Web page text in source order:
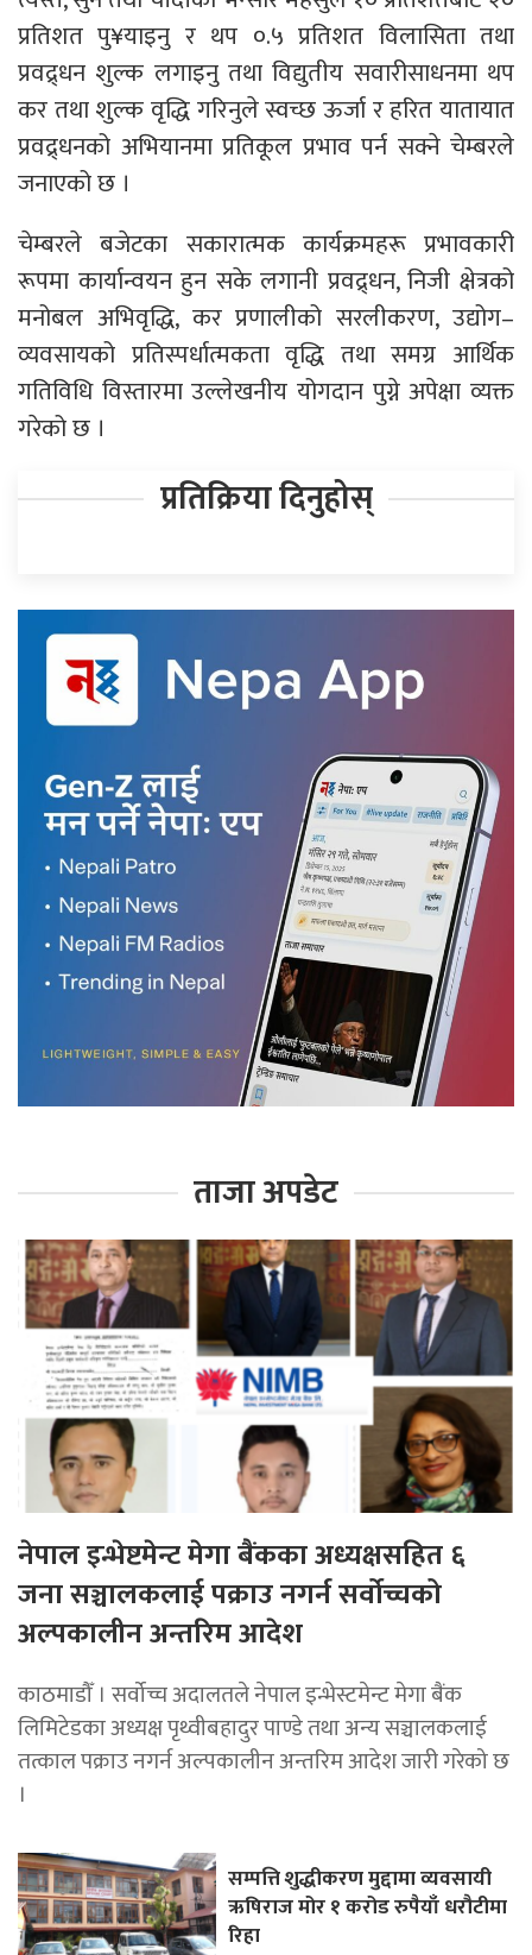
प्रतिशत पु¥याइनु र थप ०.५ प्रतिशत विलासिता तथा
प्रवद्र्धन शुल्क लगाइनु तथा विद्युतीय सवारीसाधनमा थप
कर तथा शुल्क वृद्धि गरिनुले स्वच्छ ऊर्जा र हरित यातायात
प्रवद्र्धनको अभियानमा प्रतिकूल प्रभाव पर्न सक्ने चेम्बरले
जनाएको छ ।
चेम्बरले बजेटका सकारात्मक कार्यक्रमहरू प्रभावकारी
रूपमा कार्यान्वयन हुन सके लगानी प्रवद्र्धन, निजी क्षेत्रको
मनोबल अभिवृद्धि, कर प्रणालीको सरलीकरण, उद्योग–
व्यवसायको प्रतिस्पर्धात्मकता वृद्धि तथा समग्र आर्थिक
गतिविधि विस्तारमा उल्लेखनीय योगदान पुग्ने अपेक्षा व्यक्त
गरेको छ ।
प्रतिक्रिया दिनुहोस्
ताजा अपडेट
नेपाल इन्भेष्टमेन्ट मेगा बैंकका अध्यक्षसहित ६
जना सञ्चालकलाई पक्राउ नगर्न सर्वोच्चको
अल्पकालीन अन्तरिम आदेश
काठमाडौँ । सर्वोच्च अदालतले नेपाल इन्भेस्टमेन्ट मेगा बैंक
लिमिटेडका अध्यक्ष पृथ्वीबहादुर पाण्डे तथा अन्य सञ्चालकलाई
तत्काल पक्राउ नगर्न अल्पकालीन अन्तरिम आदेश जारी गरेको छ
।
सम्पत्ति शुद्धीकरण मुद्दामा व्यवसायी
ऋषिराज मोर १ करोड रुपैयाँ धरौटीमा
रिहा